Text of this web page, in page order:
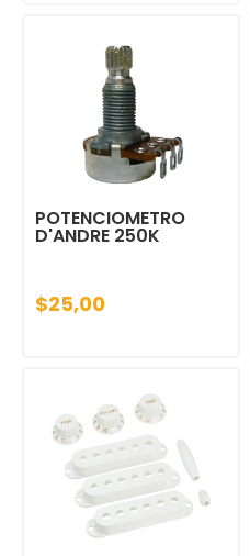
POTENCIOMETRO
D'ANDRE 250K
$25,00